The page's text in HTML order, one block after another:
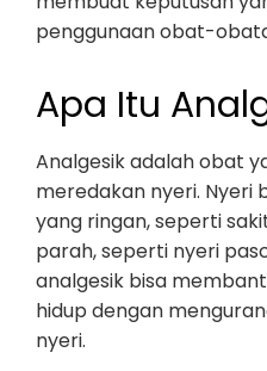
penggunaan obat-
Apa Itu
Analgesik adalah obat
meredakan nyeri. Nyeri
yang ringan, seperti
parah, seperti nyeri
analgesik bisa
hidup dengan
nyeri.